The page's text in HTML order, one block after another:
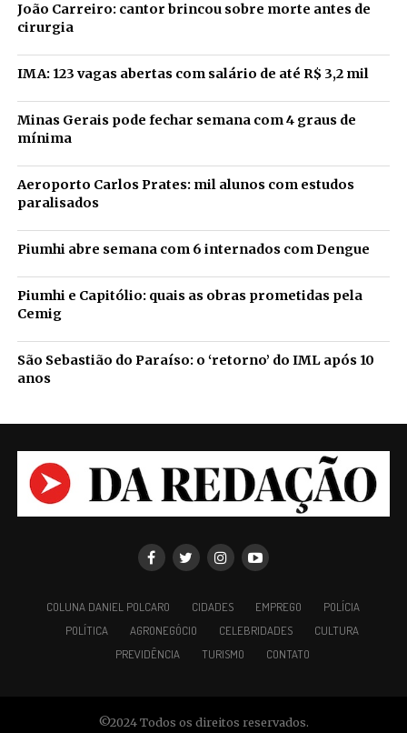
João Carreiro: cantor brincou sobre morte antes de
cirurgia
IMA: 123 vagas abertas com salário de até R$ 3,2 mil
Minas Gerais pode fechar semana com 4 graus de
mínima
Aeroporto Carlos Prates: mil alunos com estudos
paralisados
Piumhi abre semana com 6 internados com Dengue
Piumhi e Capitólio: quais as obras prometidas pela
Cemig
São Sebastião do Paraíso: o ‘retorno’ do IML após 10
anos
COLUNA DANIEL POLCARO CIDADES EMPREGO
POLÍCIA
POLÍTICA
AGRONEGÓCIO CELEBRIDADES
CULTURA
PREVIDÊNCIA
TURISMO CONTATO
©2024 Todos os direitos reservados.